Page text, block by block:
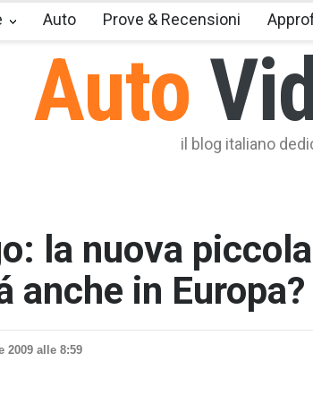
Auto
il blog italiano
Auto Prove & Recensioni
la nuova
anche in Europa?
2009 alle 8:59